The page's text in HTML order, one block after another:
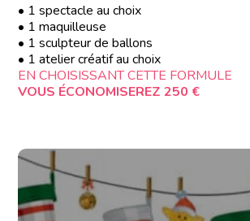
• 1 spectacle au choix
• 1 maquilleuse
• 1 sculpteur de ballons
• 1 atelier créatif au choix
EN CHOISISSANT CETTE FORMULE
VOUS ÉCONOMISEREZ 250 €